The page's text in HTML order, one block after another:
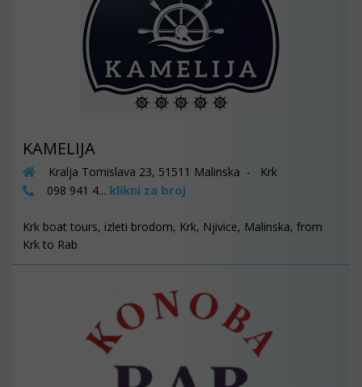
KAMELIJA
Kralja Tomislava 23, 51511 Malinska - Krk
098 941 4... klikni za broj
Krk boat tours, izleti brodom, Krk, Njivice, Malinska, from
Krk to Rab